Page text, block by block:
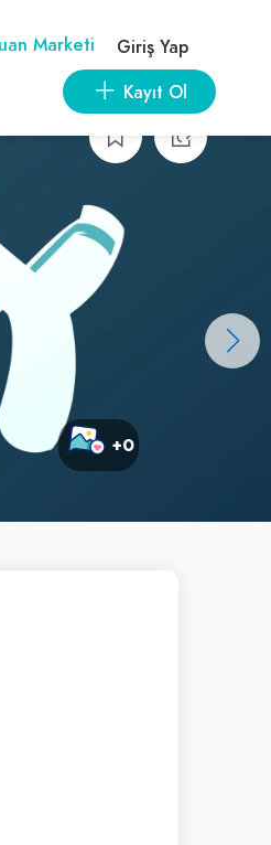
Marketi
Giriş Yap
Kayıt Ol
+0